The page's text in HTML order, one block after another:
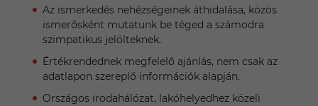
Az ismerkedés nehézségeinek áthidalása, közös
ismerősként mutatunk be téged a számodra
szimpatikus jelölteknek.
Értékrendednek megfelelő ajánlás, nem csak az
adatlapon szereplő információk alapján.
Országos irodahálózat, lakóhelyedhez közeli